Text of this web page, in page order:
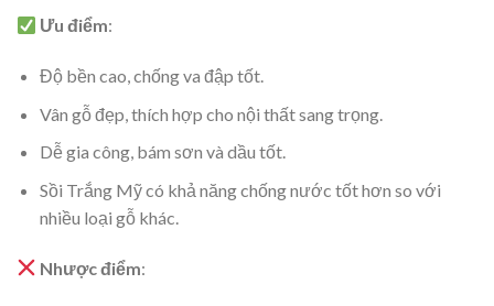
Ưu điểm:
Độ bền cao, chống va đập tốt.
Vân gỗ đẹp, thích hợp cho nội thất sang trọng.
Dễ gia công, bám sơn và dầu tốt.
Sồi Trắng Mỹ có khả năng chống nước tốt hơn so với
nhiều loại gỗ khác.
Nhược điểm: